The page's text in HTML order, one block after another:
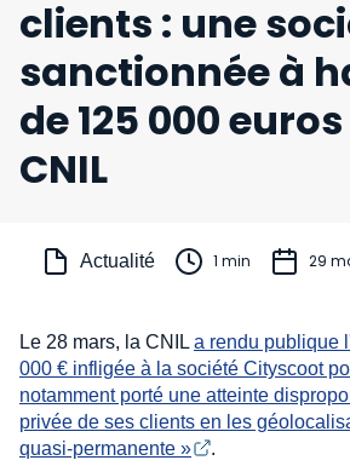
clients : une
sanctionnée à
de 125 000
CNIL
Actualité 1 min 29
Le 28 mars, la CNIL a rendu publique
000 € infligée à la société Cityscoot
notamment porté une atteinte
privée de ses clients en les
quasi-permanente »
.